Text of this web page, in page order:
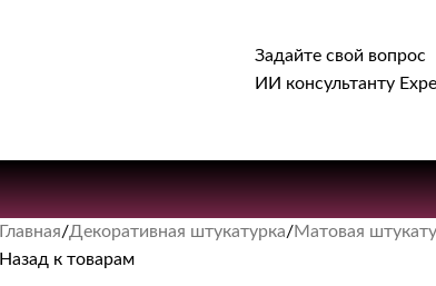
Задайте свой вопрос
ИИ консультанту
Главная Декоративная штукатурка Матовая
Назад к товарам